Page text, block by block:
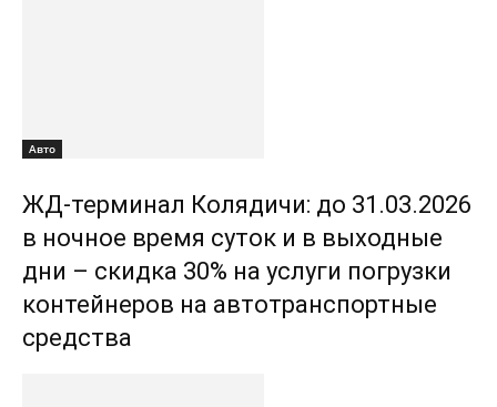
Авто
ЖД-терминал Колядичи: до 31.03.2026
в ночное время суток и в выходные
дни – скидка 30% на услуги погрузки
контейнеров на автотранспортные
средства